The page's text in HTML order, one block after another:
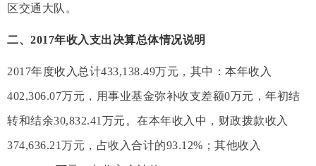
区交通大队。
二、2017年收入支出决算总体情况说明
2017年度收入总计433,138.49万元，其中：本年收入
402,306.07万元，用事业基金弥补收支差额0万元，年初结
转和结余30,832.41万元。在本年收入中，财政拨款收入
374,636.21万元，占收入合计的93.12%；其他收入